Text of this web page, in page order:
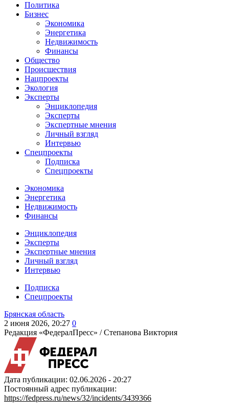
Политика
Бизнес
Экономика
Энергетика
Недвижимость
Финансы
Общество
Происшествия
Нацпроекты
Экология
Эксперты
Энциклопедия
Эксперты
Экспертные мнения
Личный взгляд
Интервью
Спецпроекты
Подписка
Спецпроекты
Экономика
Энергетика
Недвижимость
Финансы
Энциклопедия
Эксперты
Экспертные мнения
Личный взгляд
Интервью
Подписка
Спецпроекты
Брянская область
2 июня 2026, 20:27 0
Редакция «ФедералПресс» /Степанова Виктория
Дата публикации: 02.06.2026 - 20:27
Постоянный адрес публикации:
https://fedpress.ru/news/32/incidents/3439366